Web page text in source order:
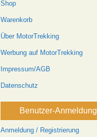
Shop
Warenkorb
Über MotorTrekking
Werbung auf MotorTrekking
Impressum/AGB
Datenschutz
Benutzer-Anmeldung
Anmeldung / Registrierung